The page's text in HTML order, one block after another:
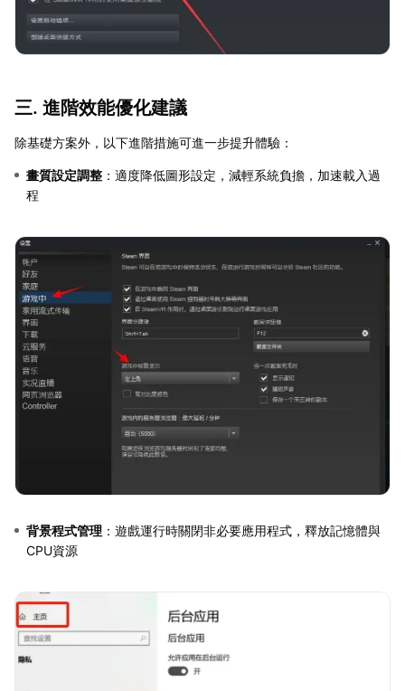
三. 進階效能優化建議
除基礎方案外，以下進階措施可進一步提升體驗：
畫質設定調整 ：適度降低圖形設定，減輕系統負擔，加速載入過
程
背景程式管理 ：遊戲運行時關閉非必要應用程式，釋放記憶體與
CPU資源